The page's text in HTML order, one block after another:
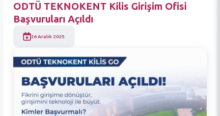
ODTÜ TEKNOKENT Kilis Girişim Ofisi
Başvuruları Açıldı
26 Aralık 2025